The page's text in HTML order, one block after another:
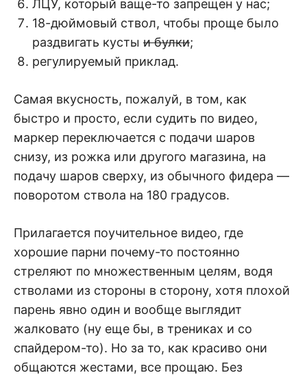
ЛЦУ, который ваще-то запрещен у нас;
18-дюймовый ствол, чтобы проще было
раздвигать кусты и булки;
регулируемый приклад.
Самая вкусность, пожалуй, в том, как
быстро и просто, если судить по видео,
маркер переключается с подачи шаров
снизу, из рожка или другого магазина, на
подачу шаров сверху, из обычного фидера —
поворотом ствола на 180 градусов.
Прилагается поучительное видео, где
хорошие парни почему-то постоянно
стреляют по множественным целям, водя
стволами из стороны в сторону, хотя плохой
парень явно один и вообще выглядит
жалковато (ну еще бы, в трениках и со
спайдером-то). Но за то, как красиво они
общаются жестами, все прощаю. Без